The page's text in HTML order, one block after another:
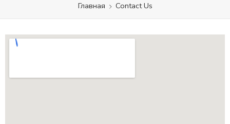
Главная Contact Us